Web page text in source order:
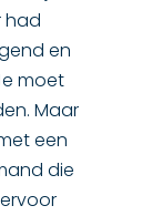
had
en
moet
Maar
een
die